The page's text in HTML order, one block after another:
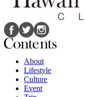
About
Lifestyle
Culture
Event